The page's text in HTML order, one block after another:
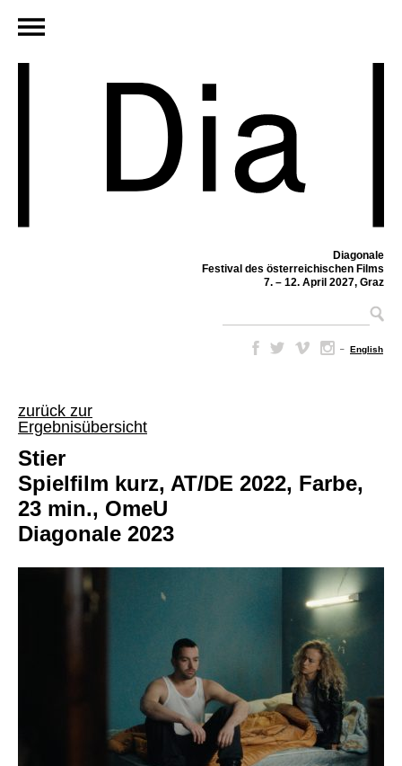
Diagonale
Festival des österreichischen Films
7. – 12. April 2027, Graz
– English
zurück zur
Ergebnisübersicht
Stier
Spielfilm kurz, AT/DE 2022, Farbe,
23 min., OmeU
Diagonale 2023